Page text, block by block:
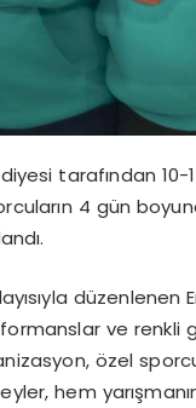
tarafından 10-
4 gün
düzenlenen
ve renkli
özel
hem